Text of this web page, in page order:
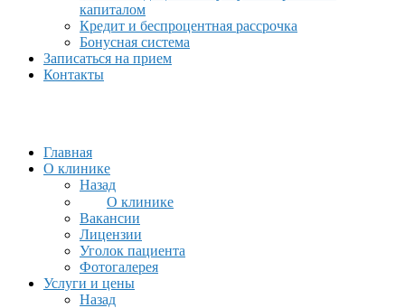
капиталом
Кредит и беспроцентная рассрочка
Бонусная система
Записаться на прием
Контакты
Главная
О клинике
Назад
О клинике
Вакансии
Лицензии
Уголок пациента
Фотогалерея
Услуги и цены
Назад